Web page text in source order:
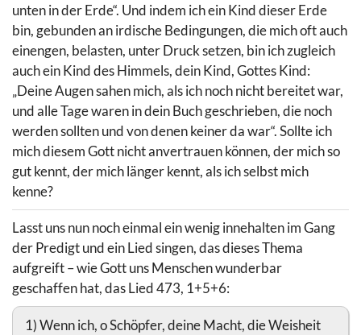
unten in der Erde“. Und indem ich ein Kind dieser Erde
bin, gebunden an irdische Bedingungen, die mich oft auch
einengen, belasten, unter Druck setzen, bin ich zugleich
auch ein Kind des Himmels, dein Kind, Gottes Kind:
„Deine Augen sahen mich, als ich noch nicht bereitet war,
und alle Tage waren in dein Buch geschrieben, die noch
werden sollten und von denen keiner da war“. Sollte ich
mich diesem Gott nicht anvertrauen können, der mich so
gut kennt, der mich länger kennt, als ich selbst mich
kenne?
Lasst uns nun noch einmal ein wenig innehalten im Gang
der Predigt und ein Lied singen, das dieses Thema
aufgreift – wie Gott uns Menschen wunderbar
geschaffen hat, das Lied 473, 1+5+6:
1) Wenn ich, o Schöpfer, deine Macht, die Weisheit